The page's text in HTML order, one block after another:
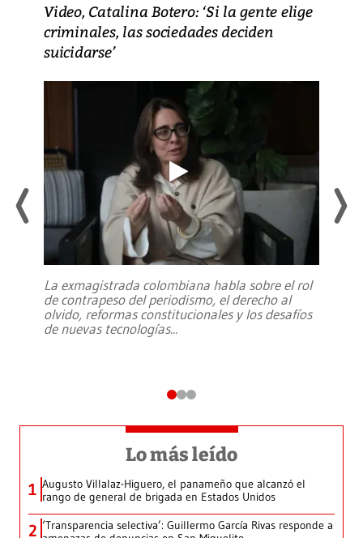
Video, Catalina Botero: ‘Si la gente elige
criminales, las sociedades deciden
suicidarse’
La exmagistrada colombiana habla sobre el rol
de contrapeso del periodismo, el derecho al
olvido, reformas constitucionales y los desafíos
de nuevas tecnologías...
Lo más leído
1 Augusto Villalaz-Higuero, el panameño que alcanzó el
rango de general de brigada en Estados Unidos
2 ‘Transparencia selectiva’: Guillermo García Rivas responde a